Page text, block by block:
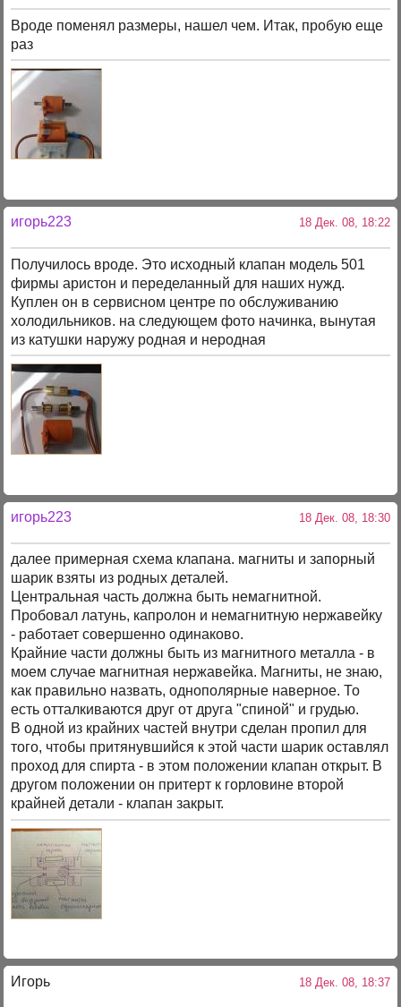
Вроде поменял размеры, нашел чем. Итак, пробую еще
раз
игорь223 18 Дек. 08, 18:22
Получилось вроде. Это исходный клапан модель 501
фирмы аристон и переделанный для наших нужд.
Куплен он в сервисном центре по обслуживанию
холодильников. на следующем фото начинка, вынутая
из катушки наружу родная и неродная
игорь223 18 Дек. 08, 18:30
далее примерная схема клапана. магниты и запорный
шарик взяты из родных деталей.
Центральная часть должна быть немагнитной.
Пробовал латунь, капролон и немагнитную нержавейку
- работает совершенно одинаково.
Крайние части должны быть из магнитного металла - в
моем случае магнитная нержавейка. Магниты, не знаю,
как правильно назвать, однополярные наверное. То
есть отталкиваются друг от друга "спиной" и грудью.
В одной из крайних частей внутри сделан пропил для
того, чтобы притянувшийся к этой части шарик оставлял
проход для спирта - в этом положении клапан открыт. В
другом положении он притерт к горловине второй
крайней детали - клапан закрыт.
Игорь 18 Дек. 08, 18:37